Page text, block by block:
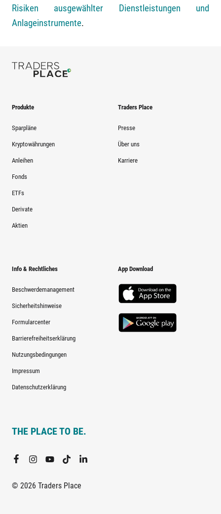
Risiken ausgewählter Dienstleistungen und
Anlageinstrumente.
Produkte
Sparpläne
Kryptowährungen
Anleihen
Fonds
ETFs
Derivate
Aktien
Traders Place
Presse
Über uns
Karriere
Info & Rechtliches
Beschwerdemanagement
Sicherheitshinweise
Formularcenter
Barrierefreiheitserklärung
Nutzungsbedingungen
Impressum
Datenschutzerklärung
App Download
THE PLACE TO BE.
© 2026 Traders Place